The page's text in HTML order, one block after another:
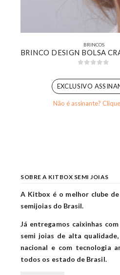
BRINCOS
EXCLUSIVO
Não é assinante?
SOBRE A KITBOX SEMI JOIAS
A Kitbox é o melhor clube
semijoias do Brasil.
Já entregamos caixinhas
semi joias de alta
nacional e com tecnologia
todos os estado de Brasil.